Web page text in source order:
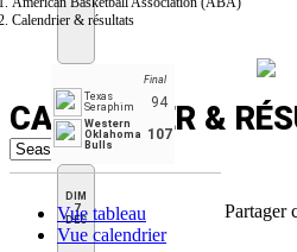
Final
Texas
Seraphim
94
Western
Oklahoma
Bulls
107
DIM
7
DÉC
Calendrier & résultats
CALENDRIER &
Partager
Vue tableau
Vue calendrier